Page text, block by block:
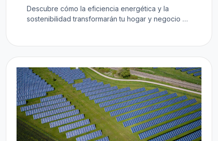
Descubre cómo la eficiencia energética y la
sostenibilidad transformarán tu hogar y negocio en